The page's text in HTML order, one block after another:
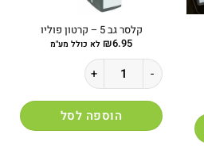
קלסר גב 5 – קרטון פוליו
₪6.95 לא כולל מע"מ
כמות של קלסר גב 5 - קרטון פוליו
הוספה לסל